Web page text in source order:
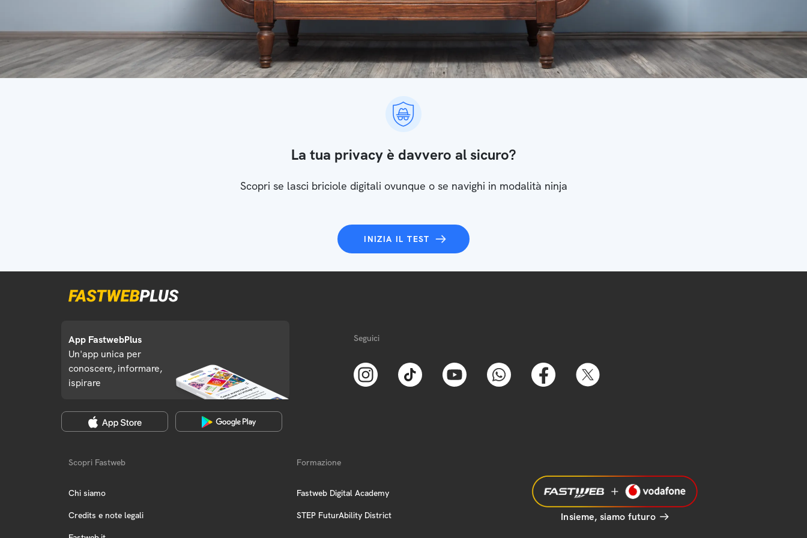
La tua privacy è davvero al sicuro?
Scopri se lasci briciole digitali ovunque o se navighi in modalità ninja
INIZIA IL TEST
App FastwebPlus
Un'app unica per
conoscere, informare,
ispirare
Seguici
Scopri Fastweb
Chi siamo
Credits e note legali
Formazione
Fastweb Digital Academy
STEP FuturAbility District Insieme, siamo futuro